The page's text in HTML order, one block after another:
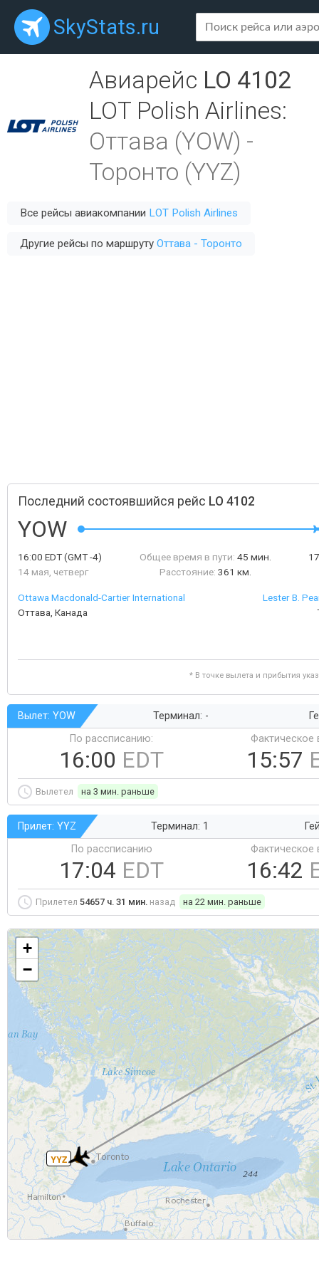
SkyStats.ru
Авиарейс LO 4102
LOT Polish Airlines:
Оттава (YOW) -
Торонто (YYZ)
Все рейсы авиакомпании LOT Polish Airlines
Другие рейсы по маршруту Оттава - Торонто
Последний состоявшийся рейс LO 4102
YOW
16:00 EDT(GMT -4)
14 мая, четверг
Общее время в пути: 45 мин.
Расстояние: 361 км.
Ottawa Macdonald-Cartier International
Оттава, Канада
Lester B.
* В точке вылета и прибытия
Вылет: YOW Терминал: -
По рассписанию:
16:00 EDT
Фактическое
15:57
Вылетел на 3 мин. раньше
Прилет: YYZ Терминал: 1
По рассписанию
17:04 EDT
Фактическое
16:42
Прилетел 54657 ч. 31 мин. назад на 22 мин. раньше
YYZ
+
−